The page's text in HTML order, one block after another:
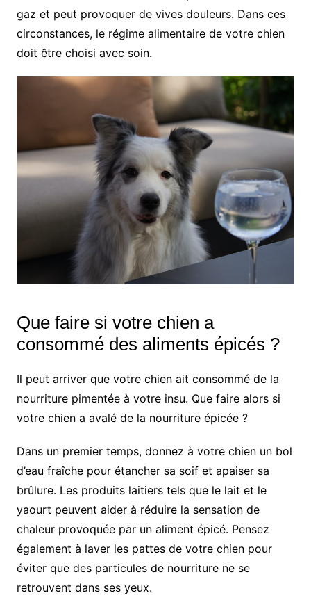
gaz et peut provoquer de vives douleurs. Dans ces
circonstances, le régime alimentaire de votre chien
doit être choisi avec soin.
Que faire si votre chien a
consommé des aliments épicés ?
Il peut arriver que votre chien ait consommé de la
nourriture pimentée à votre insu. Que faire alors si
votre chien a avalé de la nourriture épicée ?
Dans un premier temps, donnez à votre chien un bol
d’eau fraîche pour étancher sa soif et apaiser sa
brûlure. Les produits laitiers tels que le lait et le
yaourt peuvent aider à réduire la sensation de
chaleur provoquée par un aliment épicé. Pensez
également à laver les pattes de votre chien pour
éviter que des particules de nourriture ne se
retrouvent dans ses yeux.